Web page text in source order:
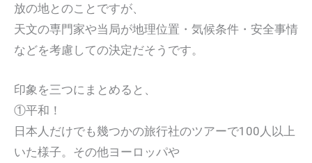
放の地とのことですが、
天文の専門家や当局が地理位置・気候条件・安全事情
などを考慮しての決定だそうです。
印象を三つにまとめると、
①平和！
日本人だけでも幾つかの旅行社のツアーで100人以上
いた様子。その他ヨーロッパや